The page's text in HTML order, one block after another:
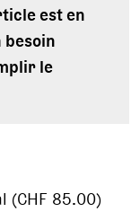
est en
besoin
le
(CHF 85.00)